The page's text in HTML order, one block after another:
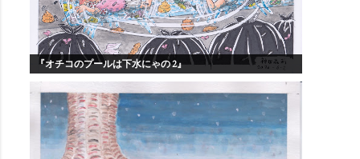
『オチコのプールは下水にゃの 2』